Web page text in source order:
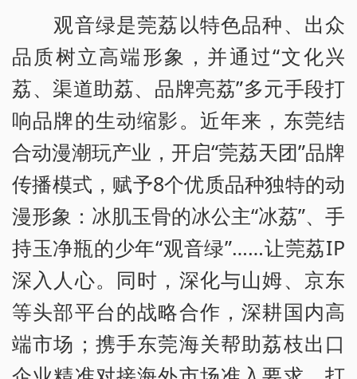
观音绿是莞荔以特色品种、出众
品质树立高端形象，并通过“文化兴
荔、渠道助荔、品牌亮荔”多元手段打
响品牌的生动缩影。近年来，东莞结
合动漫潮玩产业，开启“莞荔天团”品牌
传播模式，赋予8个优质品种独特的动
漫形象：冰肌玉骨的冰公主“冰荔”、手
持玉净瓶的少年“观音绿”……让莞荔IP
深入人心。同时，深化与山姆、京东
等头部平台的战略合作，深耕国内高
端市场；携手东莞海关帮助荔枝出口